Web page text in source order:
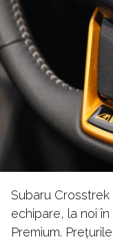
Subaru
echipare, la noi
Premium.